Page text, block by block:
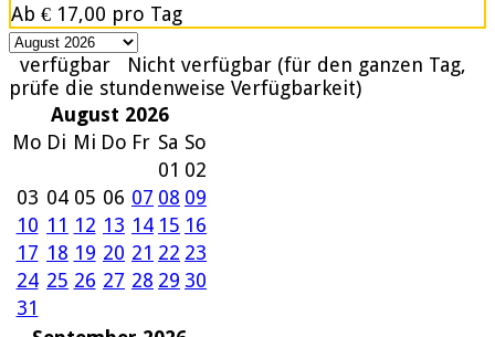
Ab € 17,00 pro Tag
verfügbar
Nicht verfügbar (für den ganzen Tag,
prüfe die stundenweise Verfügbarkeit)
August 2026
Mo Di Mi Do Fr Sa So
01 02
03 04 05 06 07 08 09
10 11 12 13 14 15 16
17 18 19 20 21 22 23
24 25 26 27 28 29 30
31